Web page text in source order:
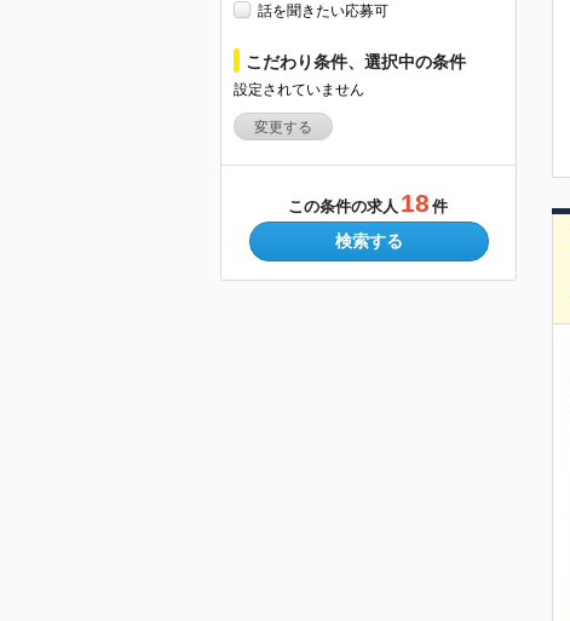
話を聞きたい応募可
こだわり条件、選択中の条件
設定されていません
変更する
この条件の求人 18 件
検索する